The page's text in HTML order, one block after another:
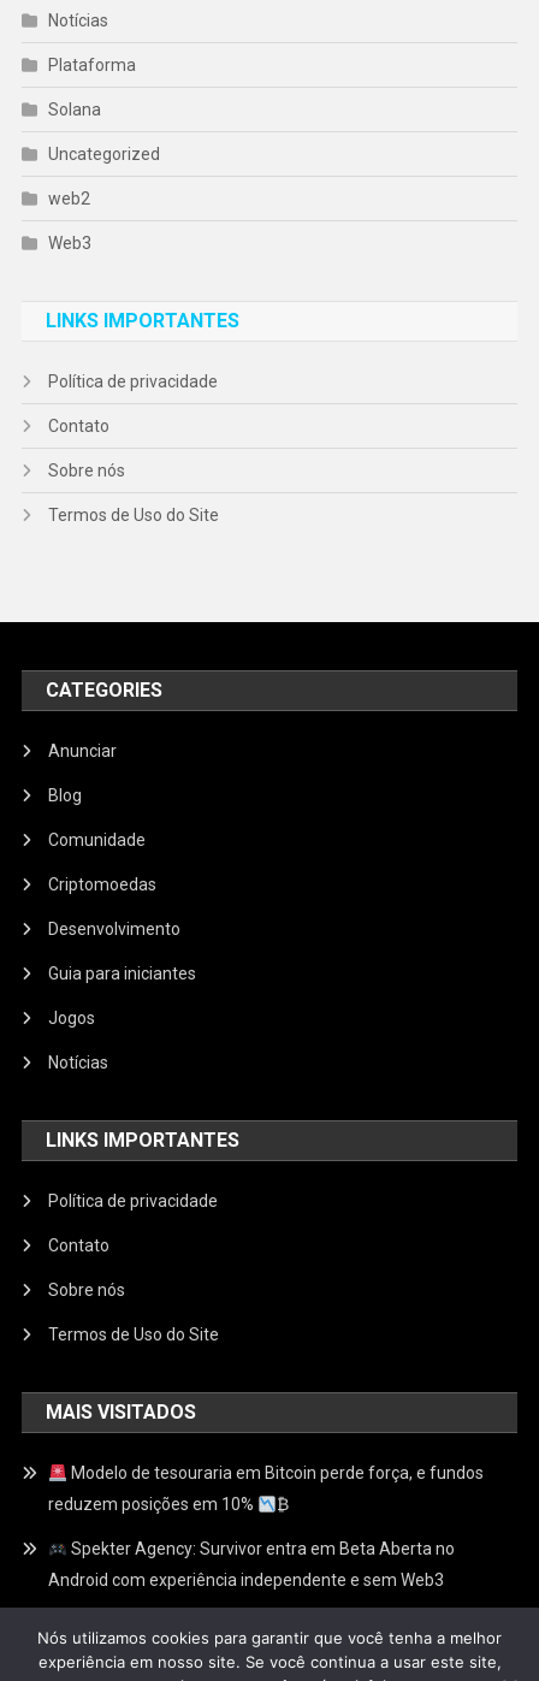
Notícias
Plataforma
Solana
Uncategorized
web2
Web3
LINKS IMPORTANTES
Política de privacidade
Contato
Sobre nós
Termos de Uso do Site
CATEGORIES
Anunciar
Blog
Comunidade
Criptomoedas
Desenvolvimento
Guia para iniciantes
Jogos
Notícias
LINKS IMPORTANTES
Política de privacidade
Contato
Sobre nós
Termos de Uso do Site
MAIS VISITADOS
Modelo de tesouraria em Bitcoin perde força, e fundos
reduzem posições em 10%
₿
Spekter Agency: Survivor entra em Beta Aberta no
Android com experiência independente e sem Web3
ser jogado com um clique, sem cadastro e sem carteira
Nós utilizamos cookies para garantir que você tenha a melhor
experiência em nosso site. Se você continua a usar este site,